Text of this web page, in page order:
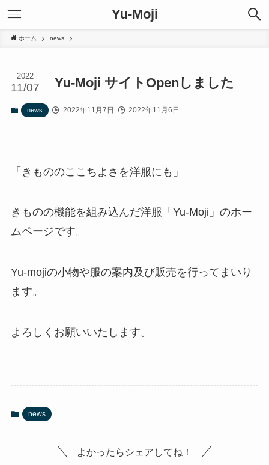
Yu-Moji
ホーム news
Yu-Moji サイトOpenしました
2022
11/07
news 2022年11月7日 2022年11月6日
「きもののここちよさを洋服にも」
きものの機能を組み込んだ洋服「Yu-Moji」のホー
ムページです。
Yu-mojiの小物や服の案内及び販売を行ってまいり
ます。
よろしくお願いいたします。
news
よかったらシェアしてね！